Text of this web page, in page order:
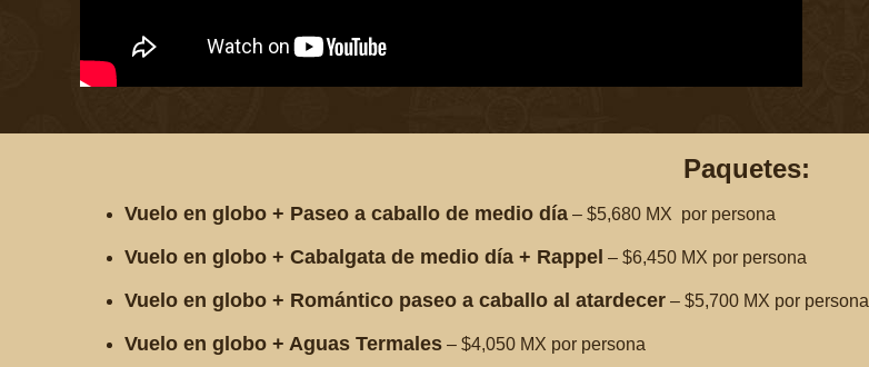
Paquetes:
Vuelo en globo + Paseo a caballo de medio día – $5,680 MX por persona
Vuelo en globo + Cabalgata de medio día + Rappel – $6,450 MX por persona
Vuelo en globo + Romántico paseo a caballo al atardecer – $5,700 MX por persona
Vuelo en globo + Aguas Termales – $4,050 MX por persona